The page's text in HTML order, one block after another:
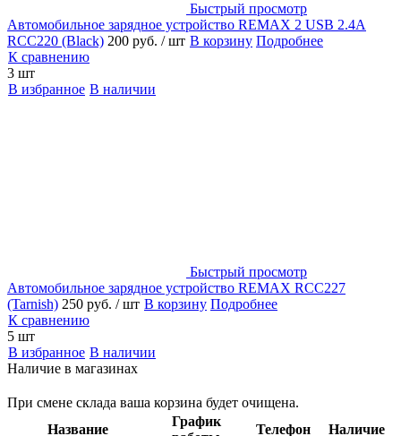
Быстрый просмотр
Автомобильное зарядное устройство REMAX 2 USB 2.4A
RCC220 (Black) 200 руб. / шт В корзину Подробнее
К сравнению
3 шт
В избранное В наличии
Быстрый просмотр
Автомобильное зарядное устройство REMAX RCC227
(Tarnish) 250 руб. / шт В корзину Подробнее
К сравнению
5 шт
В избранное В наличии
Наличие в магазинах
При смене склада ваша корзина будет очищена.
Название
График
Телефон Наличие